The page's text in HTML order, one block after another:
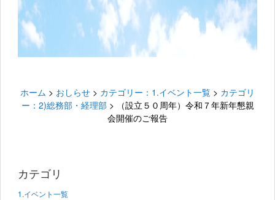
ホーム > おしらせ > カテゴリー：1.イベント一覧 > カテゴリ
ー：2)総務部・経理部>
（設立５０周年）令和７年新年懇親
会開催のご報告
カテゴリ
1.イベント一覧